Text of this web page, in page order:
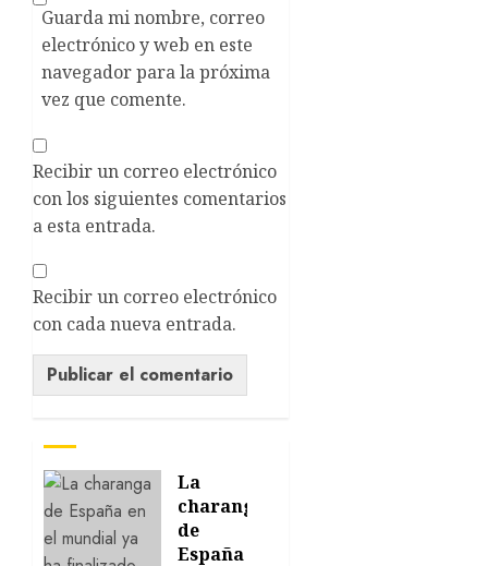
Guarda mi nombre, correo
electrónico y web en este
navegador para la próxima
vez que comente.
Recibir un correo electrónico
con los siguientes comentarios
a esta entrada.
Recibir un correo electrónico
con cada nueva entrada.
La
charanga
de
España